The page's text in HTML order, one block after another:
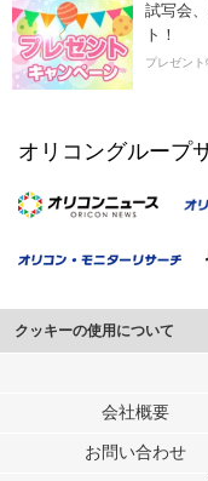
試写会
ト！
プレゼント
オリコングループ
クッキーの使用について
このサイトでは Cookie を使
行っています。
メディアや広告配信、デー
各パートナーは、この情報
会社概要
お問い合わせ